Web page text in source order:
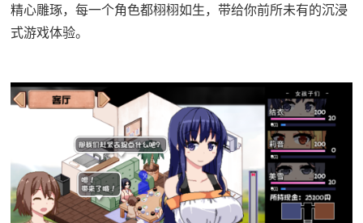
精心雕琢，每一个角色都栩栩如生，带给你前所未有的沉浸
式游戏体验。